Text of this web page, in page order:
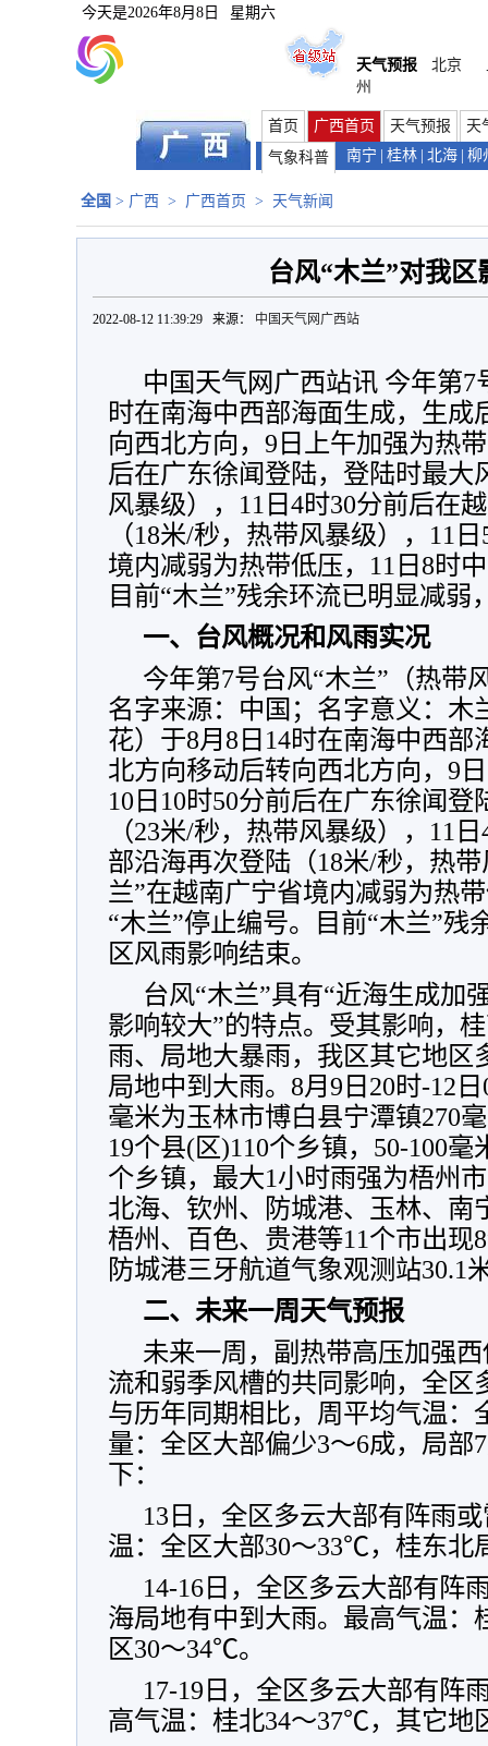
今天是2026年8月8日 星期六
天气预报 北京
州
首页 广西首页 天气预报
天
气象科普
南宁 桂林 北海 柳
全国 > 广西 > 广西首页 > 天气新闻
台风“木兰”对我区
2022-08-12 11:39:29 来源： 中国天气网广西站
中国天气网广西站讯 今年第7
时在南海中西部海面生成，生成
向西北方向，9日上午加强为热
后在广东徐闻登陆，登陆时最大
风暴级），11日4时30分前后在
（18米/秒，热带风暴级），11
境内减弱为热带低压，11日8时
目前“木兰”残余环流已明显减
一、台风概况和风雨实况
今年第7号台风“木兰”（热带
名字来源：中国；名字意义：木
花）于8月8日14时在南海中西
北方向移动后转向西北方向，9
10日10时50分前后在广东徐闻
（23米/秒，热带风暴级），11
部沿海再次登陆（18米/秒，热
兰”在越南广宁省境内减弱为热
“木兰”停止编号。目前“木兰”残
区风雨影响结束。
台风“木兰”具有“近海生成加
影响较大”的特点。受其影响，
雨、局地大暴雨，我区其它地区
局地中到大雨。8月9日20时-12
毫米为玉林市博白县宁潭镇270
19个县(区)110个乡镇，50-100毫
个乡镇，最大1小时雨强为梧州
北海、钦州、防城港、玉林、南
梧州、百色、贵港等11个市出现
防城港三牙航道气象观测站30.1
二、未来一周天气预报
未来一周，副热带高压加强
流和弱季风槽的共同影响，全区
与历年同期相比，周平均气温：
量：全区大部偏少3～6成，局部
下：
13日，全区多云大部有阵雨
温：全区大部30～33℃，桂东北
14-16日，全区多云大部有阵
海局地有中到大雨。最高气温
区30～34℃。
17-19日，全区多云大部有阵
高气温：桂北34～37℃，其它地